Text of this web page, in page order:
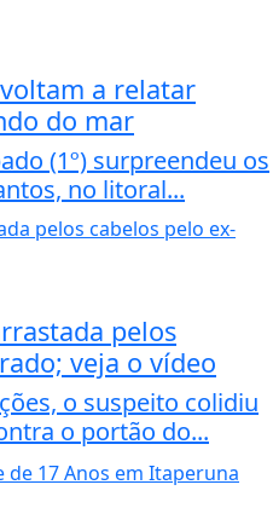
a relatar
do mar
(1º) surpreendeu os
no litoral...
pelos
veja o vídeo
o suspeito colidiu
o portão do...